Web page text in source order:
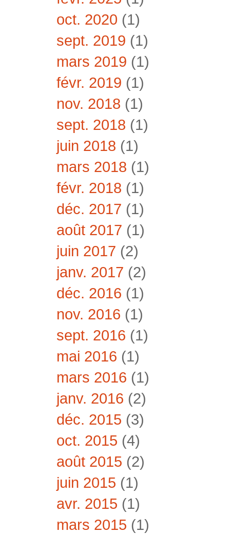
oct. 2020 (1)
sept. 2019 (1)
mars 2019 (1)
févr. 2019 (1)
nov. 2018 (1)
sept. 2018 (1)
juin 2018 (1)
mars 2018 (1)
févr. 2018 (1)
déc. 2017 (1)
août 2017 (1)
juin 2017 (2)
janv. 2017 (2)
déc. 2016 (1)
nov. 2016 (1)
sept. 2016 (1)
mai 2016 (1)
mars 2016 (1)
janv. 2016 (2)
déc. 2015 (3)
oct. 2015 (4)
août 2015 (2)
juin 2015 (1)
avr. 2015 (1)
mars 2015 (1)